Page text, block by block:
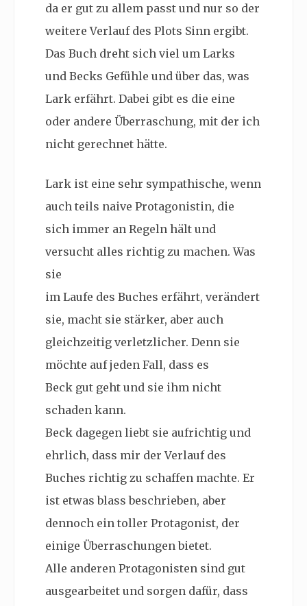
da er gut zu allem passt und nur so der
weitere Verlauf des Plots Sinn ergibt.
Das Buch dreht sich viel um Larks
und Becks Gefühle und über das, was
Lark erfährt. Dabei gibt es die eine
oder andere Überraschung, mit der ich
nicht gerechnet hätte.
Lark ist eine sehr sympathische, wenn
auch teils naive Protagonistin, die
sich immer an Regeln hält und
versucht alles richtig zu machen. Was
sie
im Laufe des Buches erfährt, verändert
sie, macht sie stärker, aber auch
gleichzeitig verletzlicher. Denn sie
möchte auf jeden Fall, dass es
Beck gut geht und sie ihm nicht
schaden kann.
Beck dagegen liebt sie aufrichtig und
ehrlich, dass mir der Verlauf des
Buches richtig zu schaffen machte. Er
ist etwas blass beschrieben, aber
dennoch ein toller Protagonist, der
einige Überraschungen bietet.
Alle anderen Protagonisten sind gut
ausgearbeitet und sorgen dafür, dass